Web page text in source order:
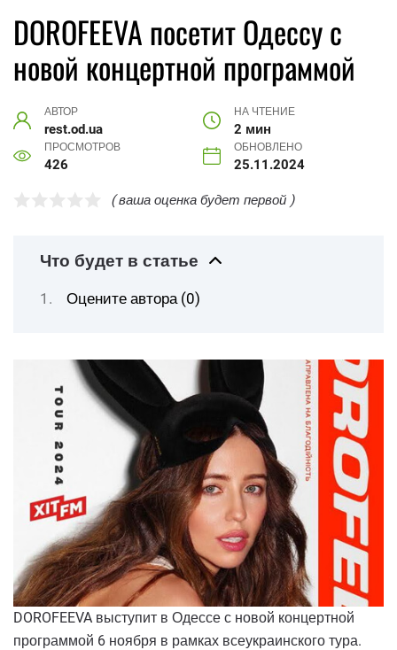
DOROFEEVA посетит Одессу с
новой концертной программой
АВТОР
rest.od.ua
НА ЧТЕНИЕ
2 мин
ПРОСМОТРОВ
426
ОБНОВЛЕНО
25.11.2024
( ваша оценка будет первой )
Что будет в статье
Оцените автора (0)
DOROFEEVA выступит в Одессе с новой концертной
программой 6 ноября в рамках всеукраинского тура.